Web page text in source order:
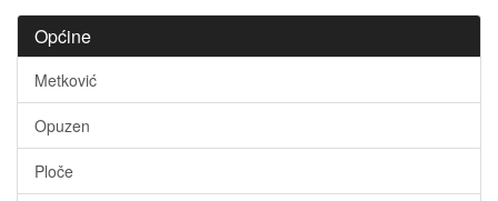
Općine
Metković
Opuzen
Ploče